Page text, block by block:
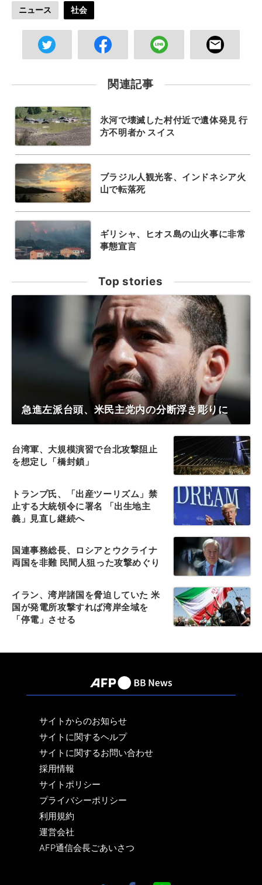
ニュース 社会
関連記事
氷河で壊滅した村付近で遺体発見 行
方不明者か スイス
ブラジル人観光客、インドネシア火
山で転落死
ギリシャ、ヒオス島の山火事に非常
事態宣言
Top stories
急進左派台頭、米民主党内の分断浮き彫りに
台湾軍、大規模演習で台北攻撃阻止
を想定し「橋封鎖」
トランプ氏、「出産ツーリズム」禁
止する大統領令に署名 「出生地主
義」見直し継続へ
国連事務総長、ロシアとウクライナ
両国を非難 民間人狙った攻撃めぐり
イラン、湾岸諸国を脅迫していた 米
国が発電所攻撃すれば湾岸全域を
「停電」させる
サイトからのお知らせ
サイトに関するヘルプ
サイトに関するお問い合わせ
採用情報
サイトポリシー
プライバシーポリシー
利用規約
運営会社
AFP通信会長ごあいさつ